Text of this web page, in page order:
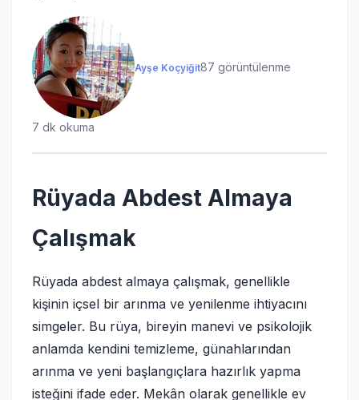
Ayşe Koçyiğit87 görüntülenme
7 dk okuma
Rüyada Abdest Almaya
Çalışmak
Rüyada abdest almaya çalışmak, genellikle
kişinin içsel bir arınma ve yenilenme ihtiyacını
simgeler. Bu rüya, bireyin manevi ve psikolojik
anlamda kendini temizleme, günahlarından
arınma ve yeni başlangıçlara hazırlık yapma
isteğini ifade eder. Mekân olarak genellikle ev